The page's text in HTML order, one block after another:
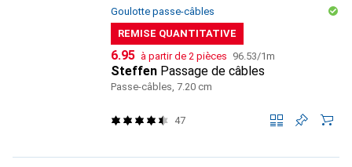
Goulotte passe-câbles
REMISE QUANTITATIVE
CHF
6.95 à partir de 2 pièces CHF
96.53/1m
Steffen Passage de câbles
Passe-câbles, 7.20 cm
47